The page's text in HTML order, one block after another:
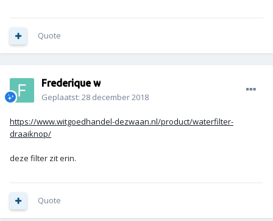
Quote
Frederique w
Geplaatst: 28 december 2018
https://www.witgoedhandel-dezwaan.nl/product/waterfilter-
draaiknop/
deze filter zit erin.
Quote